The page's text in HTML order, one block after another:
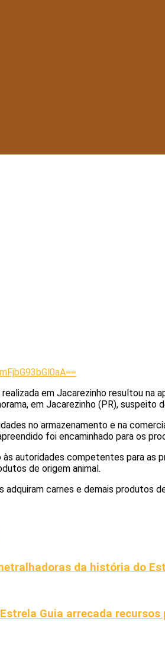
em Jacarezinho resultou na
em Jacarezinho (PR),
no armazenamento e na
foi encaminhado para os
autoridades competentes para as
de origem animal.
carnes e demais produtos
da história do
Guia arrecada